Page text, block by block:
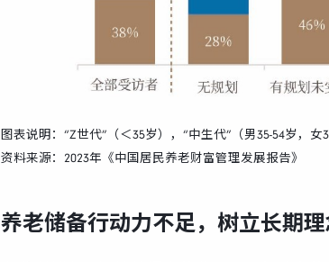
图表说明：“Z世代”（＜35岁），“中生代”（男35-54岁，
资料来源：2023年《中国居民养老财富管理发展报告》
养老储备行动力不足，树立长期